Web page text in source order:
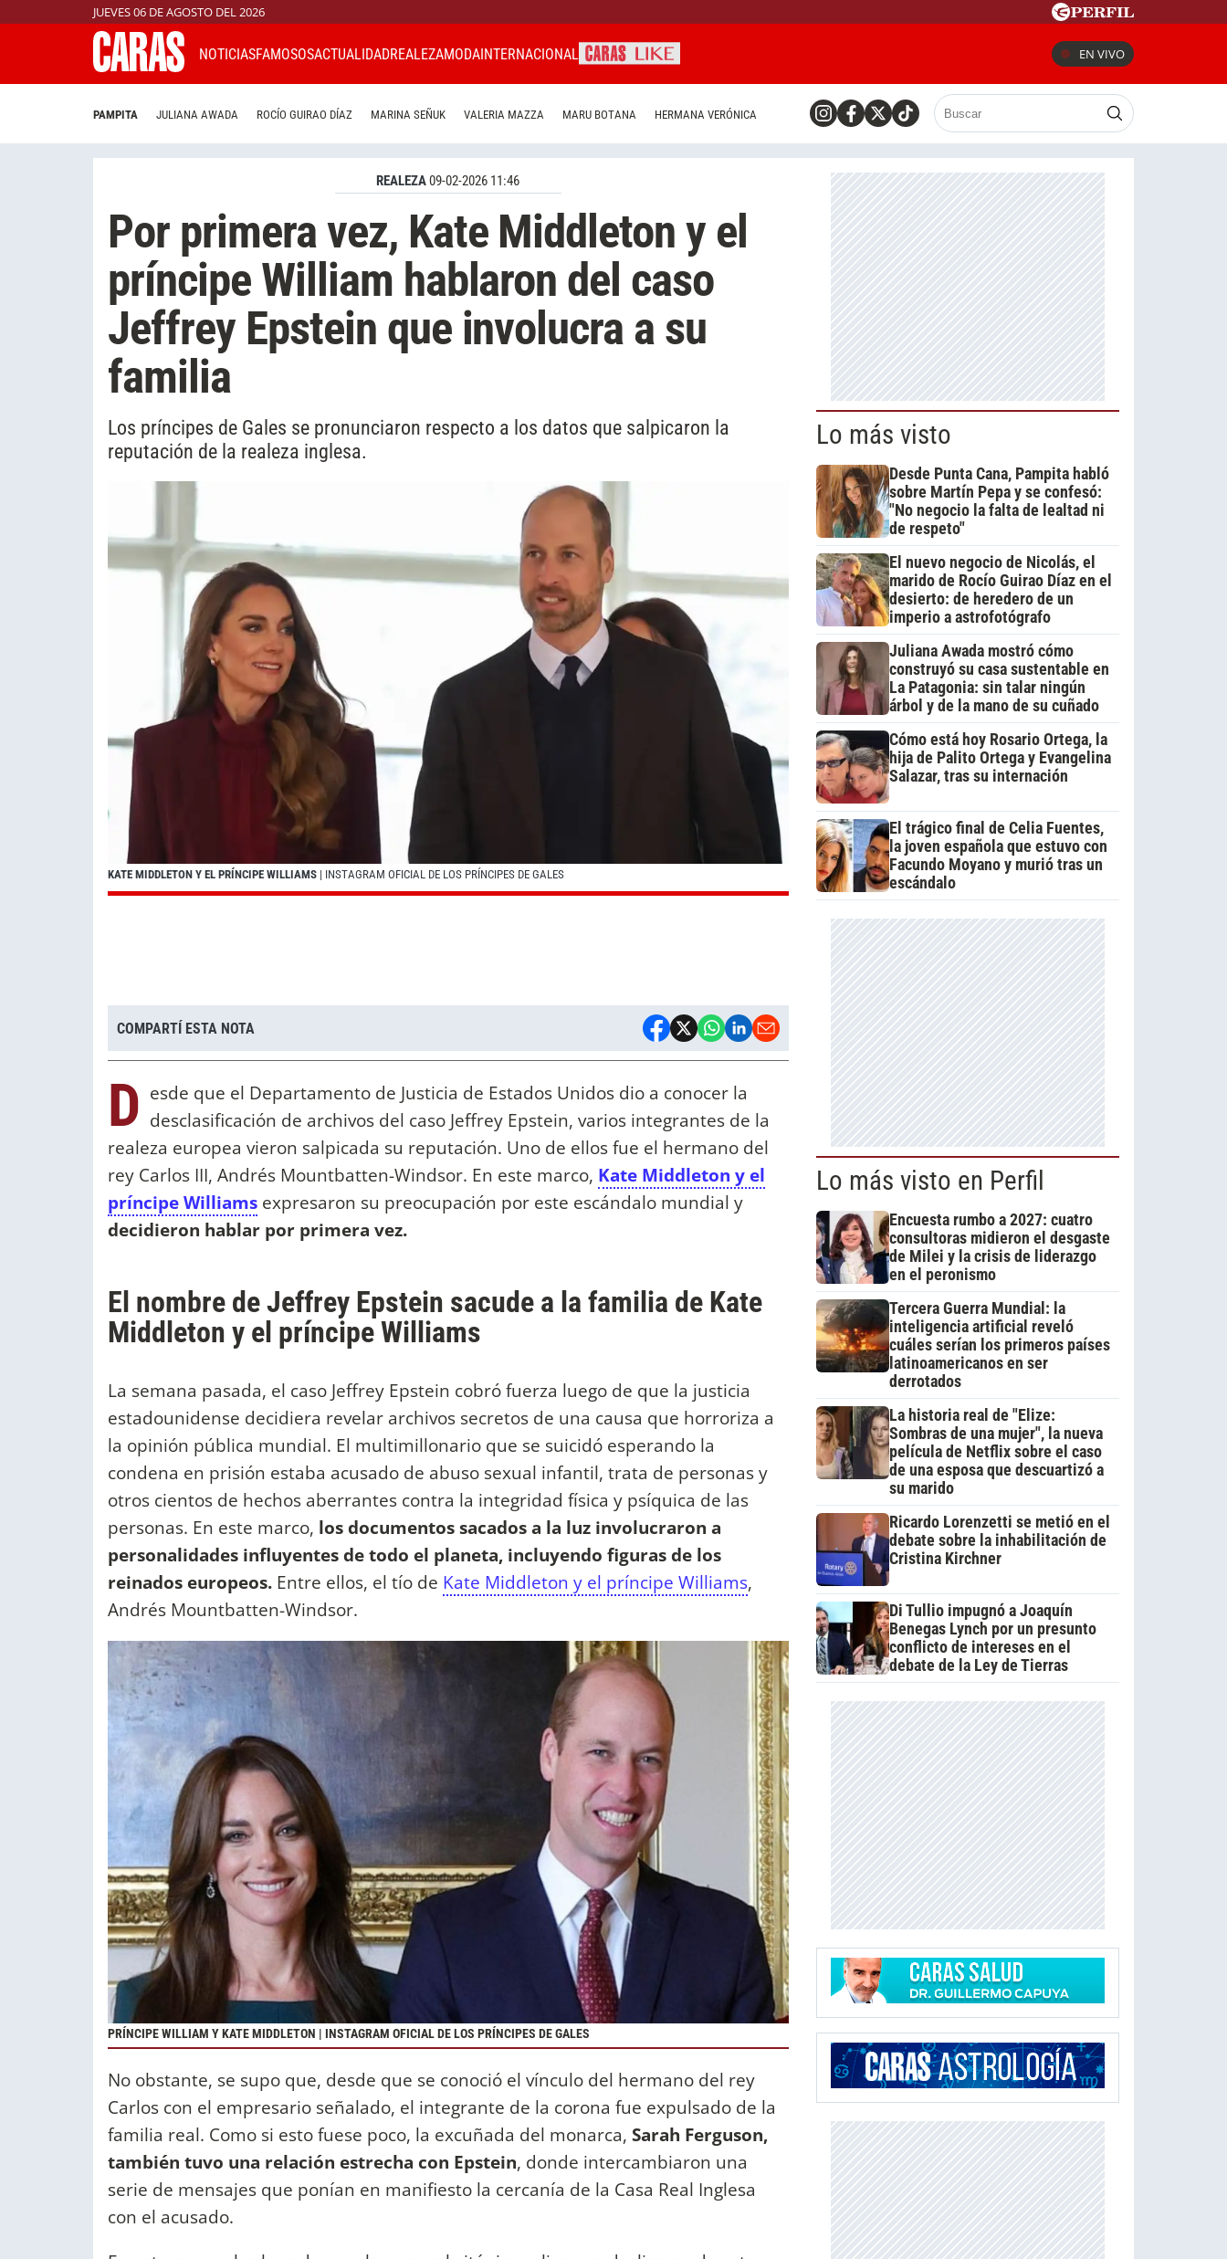
JUEVES 06 DE AGOSTO DEL 2026
NOTICIASFAMOSOSACTUALIDADREALEZAMODAINTERNACIONAL EN VIVO
PAMPITA JULIANA AWADA ROCÍO GUIRAO DÍAZ MARINA SEÑUK VALERIA MAZZA MARU BOTANA HERMANA VERÓNICA
REALEZA09-02-2026 11:46
Por primera vez, Kate Middleton y el
príncipe William hablaron del caso
Jeffrey Epstein que involucra a su
familia
Los príncipes de Gales se pronunciaron respecto a los datos que salpicaron la
reputación de la realeza inglesa.
KATE MIDDLETON Y EL PRÍNCIPE WILLIAMS | INSTAGRAM OFICIAL DE LOS PRÍNCIPES DE GALES
COMPARTÍ ESTA NOTA
D esde que el Departamento de Justicia de Estados Unidos dio a conocer la
desclasificación de archivos del caso Jeffrey Epstein, varios integrantes de la
realeza europea vieron salpicada su reputación. Uno de ellos fue el hermano del
rey Carlos III, Andrés Mountbatten-Windsor. En este marco, Kate Middleton y el
príncipe Williams expresaron su preocupación por este escándalo mundial y
decidieron hablar por primera vez.
El nombre de Jeffrey Epstein sacude a la familia de Kate
Middleton y el príncipe Williams
La semana pasada, el caso Jeffrey Epstein cobró fuerza luego de que la justicia
estadounidense decidiera revelar archivos secretos de una causa que horroriza a
la opinión pública mundial. El multimillonario que se suicidó esperando la
condena en prisión estaba acusado de abuso sexual infantil, trata de personas y
otros cientos de hechos aberrantes contra la integridad física y psíquica de las
personas. En este marco, los documentos sacados a la luz involucraron a
personalidades influyentes de todo el planeta, incluyendo figuras de los
reinados europeos. Entre ellos, el tío de Kate Middleton y el príncipe Williams,
Andrés Mountbatten-Windsor.
PRÍNCIPE WILLIAM Y KATE MIDDLETON | INSTAGRAM OFICIAL DE LOS PRÍNCIPES DE GALES
No obstante, se supo que, desde que se conoció el vínculo del hermano del rey
Carlos con el empresario señalado, el integrante de la corona fue expulsado de la
familia real. Como si esto fuese poco, la excuñada del monarca, Sarah Ferguson,
también tuvo una relación estrecha con Epstein, donde intercambiaron una
serie de mensajes que ponían en manifiesto la cercanía de la Casa Real Inglesa
con el acusado.
Lo más visto
Desde Punta Cana, Pampita habló
sobre Martín Pepa y se confesó:
"No negocio la falta de lealtad ni
de respeto"
El nuevo negocio de Nicolás, el
marido de Rocío Guirao Díaz en el
desierto: de heredero de un
imperio a astrofotógrafo
Juliana Awada mostró cómo
construyó su casa sustentable en
La Patagonia: sin talar ningún
árbol y de la mano de su cuñado
Cómo está hoy Rosario Ortega, la
hija de Palito Ortega y Evangelina
Salazar, tras su internación
El trágico final de Celia Fuentes,
la joven española que estuvo con
Facundo Moyano y murió tras un
escándalo
Lo más visto en Perfil
Encuesta rumbo a 2027: cuatro
consultoras midieron el desgaste
de Milei y la crisis de liderazgo
en el peronismo
Tercera Guerra Mundial: la
inteligencia artificial reveló
cuáles serían los primeros países
latinoamericanos en ser
derrotados
La historia real de "Elize:
Sombras de una mujer", la nueva
película de Netflix sobre el caso
de una esposa que descuartizó a
su marido
Ricardo Lorenzetti se metió en el
debate sobre la inhabilitación de
Cristina Kirchner
Di Tullio impugnó a Joaquín
Benegas Lynch por un presunto
conflicto de intereses en el
debate de la Ley de Tierras